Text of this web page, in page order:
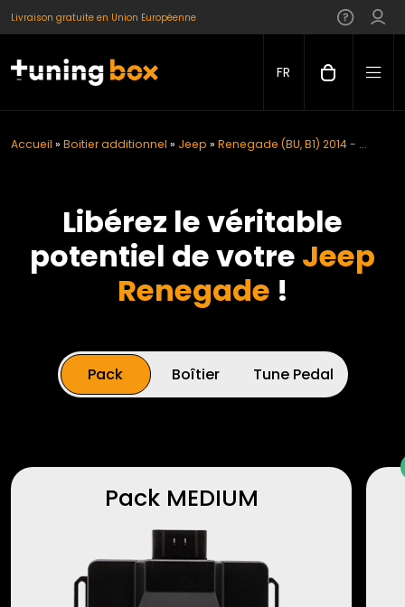
Livraison gratuite en Union Européenne
FR
Accueil » Boitier additionnel » Jeep » Renegade (BU, B1) 2014 - ...
Libérez le véritable
potentiel de votre Jeep
Renegade !
Pack Boîtier Tune Pedal
Pack MEDIUM